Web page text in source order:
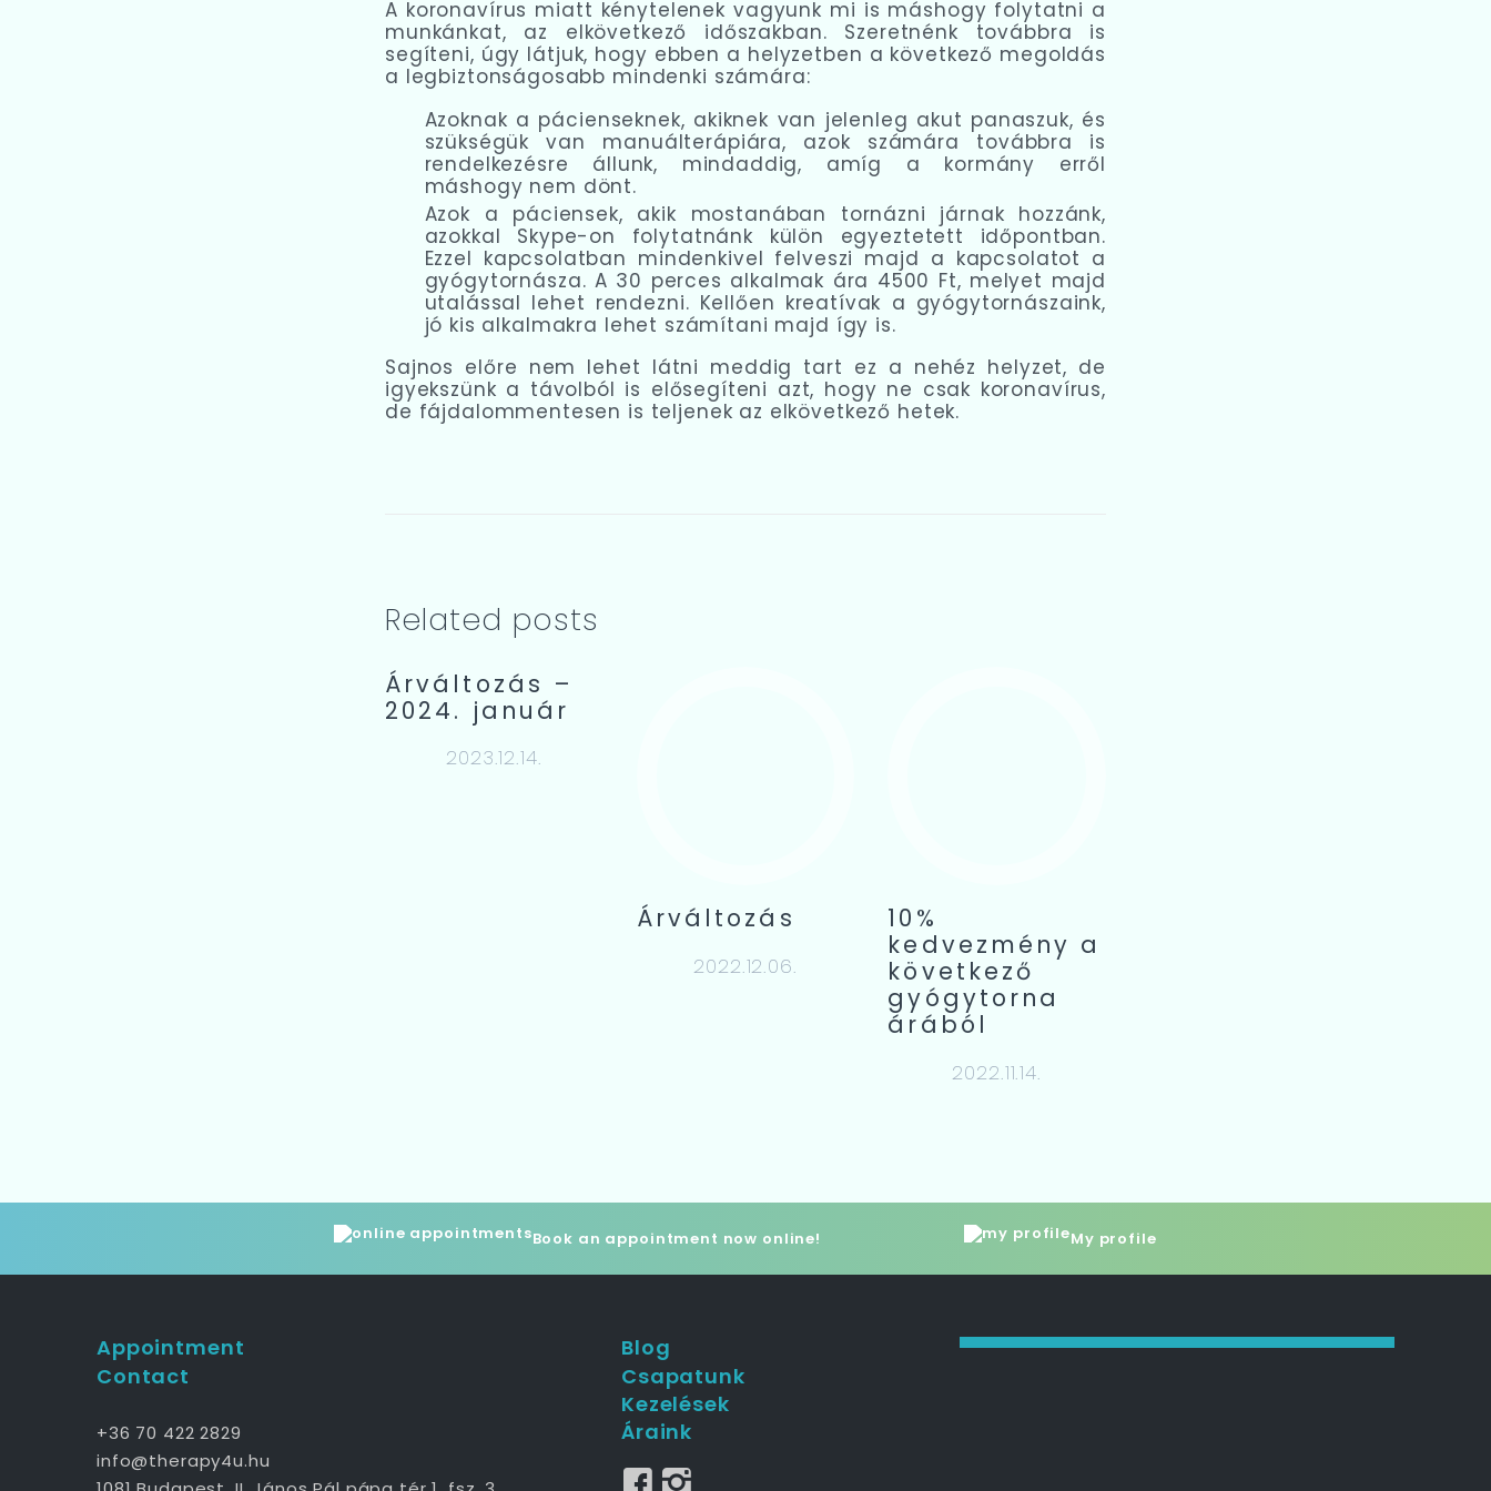
A koronavírus miatt kénytelenek vagyunk mi is máshogy folytatni a
munkánkat, az elkövetkező időszakban. Szeretnénk továbbra is
segíteni, úgy látjuk, hogy ebben a helyzetben a következő megoldás
a legbiztonságosabb mindenki számára:
Azoknak a pácienseknek, akiknek van jelenleg akut panaszuk, és
szükségük van manuálterápiára, azok számára továbbra is
rendelkezésre állunk, mindaddig, amíg a kormány erről
máshogy nem dönt.
Azok a páciensek, akik mostanában tornázni járnak hozzánk,
azokkal Skype-on folytatnánk külön egyeztetett időpontban.
Ezzel kapcsolatban mindenkivel felveszi majd a kapcsolatot a
gyógytornásza. A 30 perces alkalmak ára 4500 Ft, melyet majd
utalással lehet rendezni. Kellően kreatívak a gyógytornászaink,
jó kis alkalmakra lehet számítani majd így is.
Sajnos előre nem lehet látni meddig tart ez a nehéz helyzet, de
igyekszünk a távolból is elősegíteni azt, hogy ne csak koronavírus,
de fájdalommentesen is teljenek az elkövetkező hetek.
Related posts
Árváltozás –
2024. január
2023.12.14.
Árváltozás
2022.12.06.
10%
kedvezmény a
következő
gyógytorna
árából
2022.11.14.
Book an appointment now online! My profile
Appointment
Contact
+36 70 422 2829
info@therapy4u.hu
Blog
Csapatunk
Kezelések
Áraink